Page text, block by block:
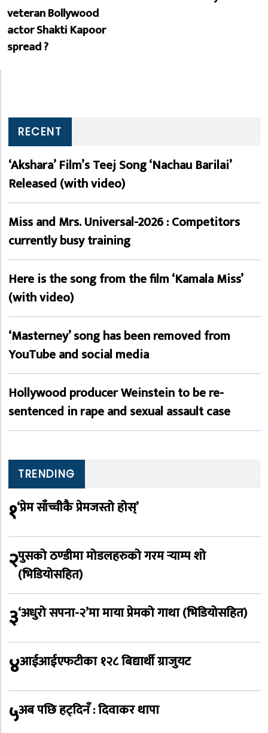
veteran Bollywood
actor Shakti Kapoor
spread ?
RECENT
‘Akshara’ Film’s Teej Song ‘Nachau Barilai’
Released (with video)
Miss and Mrs. Universal-2026 : Competitors
currently busy training
Here is the song from the film ‘Kamala Miss’
(with video)
‘Masterney’ song has been removed from
YouTube and social media
Hollywood producer Weinstein to be re-
sentenced in rape and sexual assault case
TRENDING
१‘प्रेम साँच्चीकै प्रेमजस्तो होस्’
२पुसको ठण्डीमा मोडलहरुको गरम र्‍याम्प शो
(भिडियोसहित)
३‘अधुरो सपना-२’मा माया प्रेमको गाथा (भिडियोसहित)
४आईआईएफटीका १२८ बिद्यार्थी ग्राजुयट
५अब पछि हट्दिनँ : दिवाकर थापा